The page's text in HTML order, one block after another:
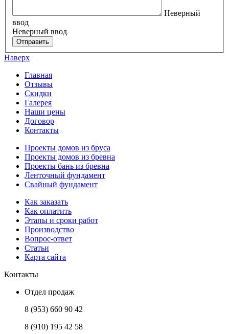
Неверный
ввод
Неверный ввод
Отправить
Наверх
Главная
Отзывы
Скидки
Галерея
Наши цены
Договор
Контакты
Проекты домов из бруса
Проекты домов из бревна
Проекты бань из бревна
Ленточный фундамент
Свайный фундамент
Как заказать
Как оплатить
Этапы и сроки работ
Производство
Вопрос-ответ
Статьи
Карта сайта
Контакты
Отдел продаж
8 (953) 660 90 42
8 (910) 195 42 58